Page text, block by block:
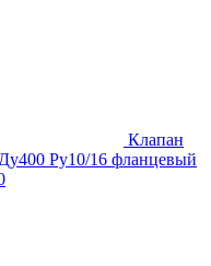
Клапан
Ру10/16 фланцевый